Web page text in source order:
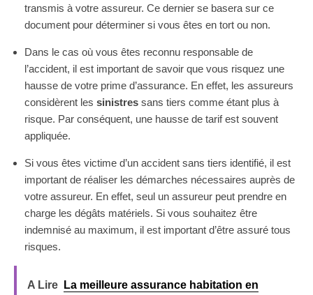
transmis à votre assureur. Ce dernier se basera sur ce
document pour déterminer si vous êtes en tort ou non.
Dans le cas où vous êtes reconnu responsable de
l’accident, il est important de savoir que vous risquez une
hausse de votre prime d’assurance. En effet, les assureurs
considèrent les sinistres sans tiers comme étant plus à
risque. Par conséquent, une hausse de tarif est souvent
appliquée.
Si vous êtes victime d’un accident sans tiers identifié, il est
important de réaliser les démarches nécessaires auprès de
votre assureur. En effet, seul un assureur peut prendre en
charge les dégâts matériels. Si vous souhaitez être
indemnisé au maximum, il est important d’être assuré tous
risques.
A Lire
La meilleure assurance habitation en